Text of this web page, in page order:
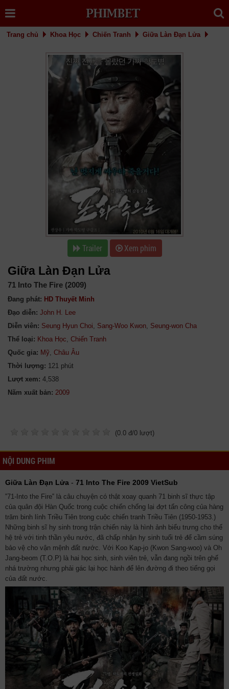
Trang chủ Khoa Học Chiến Tranh Giữa Làn Đạn Lửa
Trailer Xem phim
Giữa Làn Đạn Lửa
71 Into The Fire (2009)
Đang phát: HD Thuyết Minh
Đạo diễn: John H. Lee
Diễn viên: Seung Hyun Choi, Sang-Woo Kwon, Seung-won Cha
Thể loại: Khoa Học, Chiến Tranh
Quốc gia: Mỹ, Châu Âu
Thời lượng: 121 phút
Lượt xem: 4,538
Năm xuất bản:
(0.0 đ/0 lượt)
NỘI DUNG PHIM
Giữa Làn Đạn Lửa - 71 Into The Fire 2009 VietSub
‟71-Into the Fire‟ là câu chuyện có thật xoay quanh 71 binh sĩ thực tập
của quân đội Hàn Quốc trong cuộc chiến chống lại đợt tấn công của hàng
trăm binh lính Triều Tiên trong cuộc chiến tranh Triều Tiên (1950-1953.)
Những binh sĩ hy sinh trong trận chiến này là hình ảnh biểu trưng cho thế
hệ trẻ với tinh thần yêu nước, đã chấp nhận hy sinh tuổi trẻ để cầm súng
bảo vệ cho vận mệnh đất nước. Với Koo Kap-jo (Kwon Sang-woo) và Oh
Jang-beom (T.O.P) là hai học sinh, sinh viên trẻ, vẫn đang ngồi trên ghế
nhá trường nhưng phải gác lại học hành để lên đường đi theo tiếng gọi
của đất nước.